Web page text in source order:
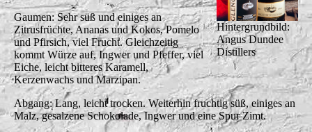
Hintergrundbild:
Angus Dundee
Distillers
Gaumen: Sehr süß und einiges an
Zitrusfrüchte, Ananas und Kokos, Pomelo
und Pfirsich, viel Frucht. Gleichzeitig
kommt Würze auf, Ingwer und Pfeffer, viel
Eiche, leicht bitteres Karamell,
Kerzenwachs und Marzipan.
Abgang: Lang, leicht trocken. Weiterhin fruchtig süß, einiges an
Malz, gesalzene Schokolade, Ingwer und eine Spur Zimt.